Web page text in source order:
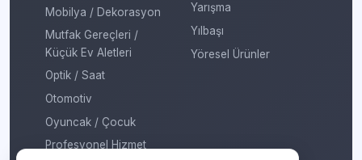
Mobilya / Dekorasyon
Mutfak Gereçleri /
Küçük Ev Aletleri
Optik / Saat
Otomotiv
Oyuncak / Çocuk
Profesyonel Hizmet
Yarışma
Yılbaşı
Yöresel Ürünler